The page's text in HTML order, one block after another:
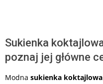
Sukienka
poznaj jej główne
Modna sukienka